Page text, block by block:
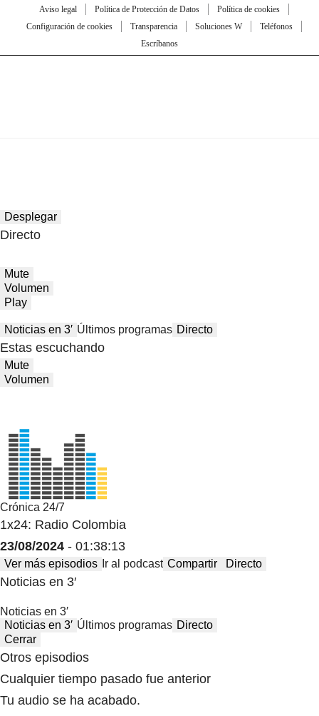
Aviso legal Política de Protección de Datos
Política de cookies
Configuración de cookies
Transparencia Soluciones W
Teléfonos
Escríbanos
Desplegar
Directo
Mute
Volumen
Play
Noticias en 3′ Últimos programas Directo
Estas escuchando
Mute
Volumen
Crónica 24/7
1x24: Radio Colombia
23/08/2024 - 01:38:13
Ver más episodios Ir al podcast Compartir Directo
Noticias en 3′
Noticias en 3′
Noticias en 3′ Últimos programas Directo
Cerrar
Otros episodios
Cualquier tiempo pasado fue anterior
Tu audio se ha acabado.